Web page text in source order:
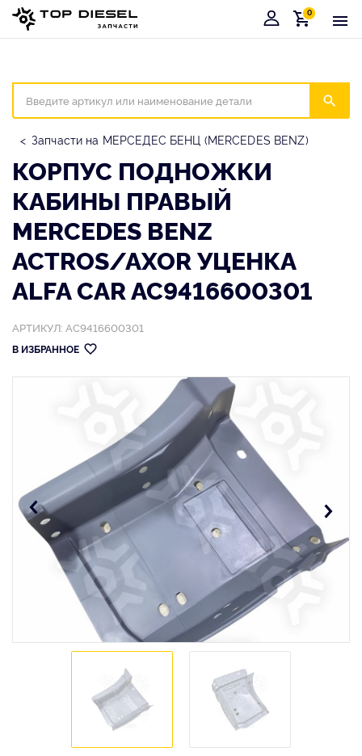
Корзина
0
Запчасти на МЕРСЕДЕС БЕНЦ (MERCEDES BENZ)
КОРПУС ПОДНОЖКИ
КАБИНЫ ПРАВЫЙ
MERCEDES BENZ
ACTROS/AXOR УЦЕНКА
ALFA CAR AC9416600301
АРТИКУЛ: AC9416600301
В ИЗБРАННОЕ